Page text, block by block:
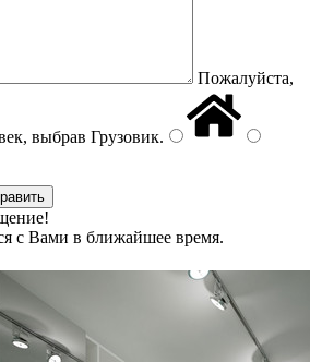
Пожалуйста,
выбрав Грузовик.
с Вами в ближайшее время.